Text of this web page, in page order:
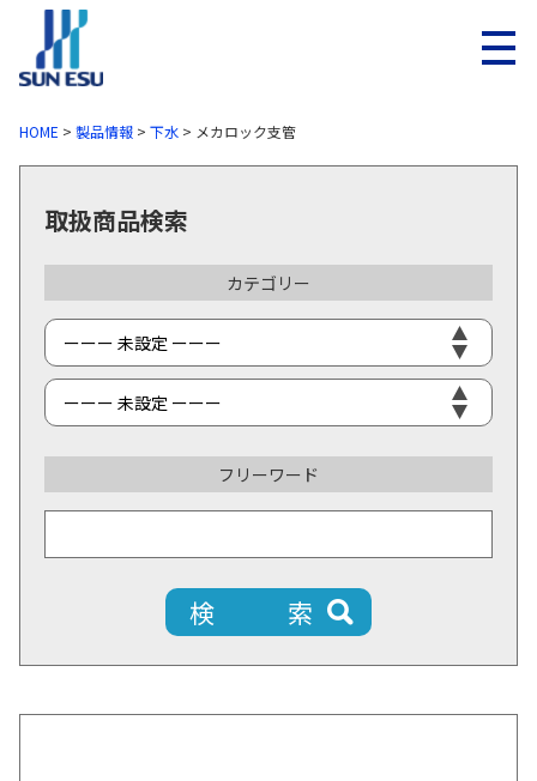
メニ
HOME > 製品情報 > 下水 > メカロック支管
取扱商品検索
カテゴリー
フリーワード